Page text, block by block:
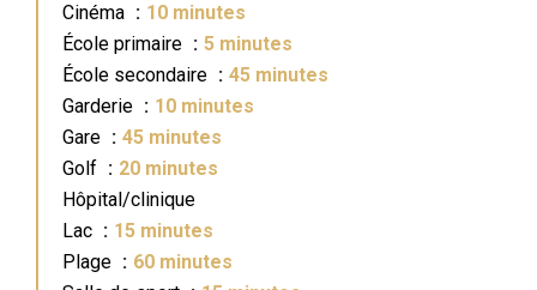
Cinéma
10 minutes
École primaire
5 minutes
École secondaire
45 minutes
Garderie
10 minutes
Gare
45 minutes
Golf
20 minutes
Hôpital/clinique
Lac
15 minutes
Plage
60 minutes